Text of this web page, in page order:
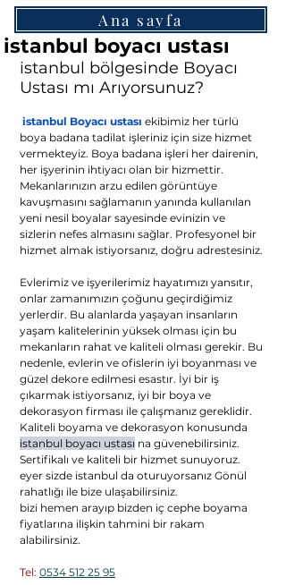
Ana sayfa
istanbul boyacı ustası
istanbul bölgesinde Boyacı
Ustası mı Arıyorsunuz?
istanbul Boyacı ustası ekibimiz her türlü
boya badana tadilat işleriniz için size hizmet
vermekteyiz. Boya badana işleri her dairenin,
her işyerinin ihtiyacı olan bir hizmettir.
Mekanlarınızın arzu edilen görüntüye
kavuşmasını sağlamanın yanında kullanılan
yeni nesil boyalar sayesinde evinizin ve
sizlerin nefes almasını sağlar. Profesyonel bir
hizmet almak istiyorsanız, doğru adrestesiniz.
Evlerimiz ve işyerilerimiz hayatımızı yansıtır,
onlar zamanımızın çoğunu geçirdiğimiz
yerlerdir. Bu alanlarda yaşayan insanların
yaşam kalitelerinin yüksek olması için bu
mekanların rahat ve kaliteli olması gerekir. Bu
nedenle, evlerin ve ofislerin iyi boyanması ve
güzel dekore edilmesi esastır. İyi bir iş
çıkarmak istiyorsanız, iyi bir boya ve
dekorasyon firması ile çalışmanız gereklidir.
Kaliteli boyama ve dekorasyon konusunda
istanbul boyacı ustası na güvenebilirsiniz.
Sertifikalı ve kaliteli bir hizmet sunuyoruz.
eyer sizde istanbul da oturuyorsanız Gönül
rahatlığı ile bize ulaşabilirsiniz.
bizi hemen arayıp bizden iç cephe boyama
fiyatlarına ilişkin tahmini bir rakam
alabilirsiniz.
Tel: 0534 512 25 95